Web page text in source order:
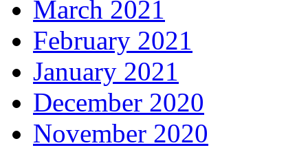
March 2021
February 2021
January 2021
December 2020
November 2020